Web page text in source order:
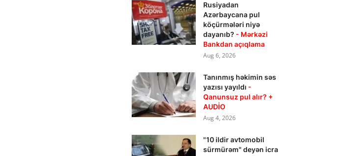
Rusiyadan
Azərbaycana pul
köçürmələri niyə
dayanıb? - Mərkəzi
Bankdan açıqlama
Aug 6, 2026
Tanınmış həkimin səs
yazısı yayıldı -
Qanunsuz pul alır? +
AUDİO
Aug 4, 2026
"10 ildir avtomobil
sürmürəm" deyən icra